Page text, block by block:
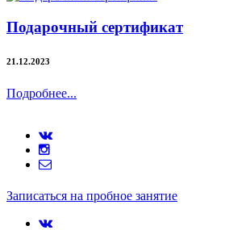
Подарочный сертификат
21.12.2023
Подробнее...
Записаться на пробное занятие